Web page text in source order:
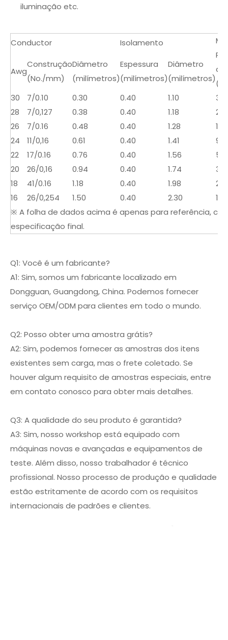
iluminação etc.
Conductor Isolamento
a
Awg
Construção
(No./mm)
Diâmetro
(milímetros)
Espessura
(milímetros)
Diâmetro
(milímetros)
30
7/0.10 0.30 0.40 1.10
381
28
7/0,127 0.38 0.40 1.18
26
7/0.16 0.48 0.40 1.28
150
24
11/0,16 0.61 0.40 1.41
22
17/0.16 0.76 0.40 1.56
20
26/0,16 0.94 0.40 1.74
18
41/0.16 1.18 0.40 1.98
16
26/0,254 1.50 0.40 2.30
※ A folha de dados acima é apenas para referência,
especificação final.
Q1: Você é um fabricante?
A1: Sim, somos um fabricante localizado em
Dongguan, Guangdong, China. Podemos fornecer
serviço OEM/ODM para clientes em todo o mundo.
Q2: Posso obter uma amostra grátis?
A2: Sim, podemos fornecer as amostras dos itens
existentes sem carga, mas o frete coletado. Se
houver algum requisito de amostras especiais, entre
em contato conosco para obter mais detalhes.
Q3: A qualidade do seu produto é garantida?
A3: Sim, nosso workshop está equipado com
máquinas novas e avançadas e equipamentos de
teste. Além disso, nosso trabalhador é técnico
profissional. Nosso processo de produção e qualidade
estão estritamente de acordo com os requisitos
internacionais de padrões e clientes.